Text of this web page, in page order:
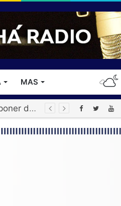
MAS
La Asociación Bahiense de Softbol celebra sus 70 años con una gran jornada por el Día de la Niñez